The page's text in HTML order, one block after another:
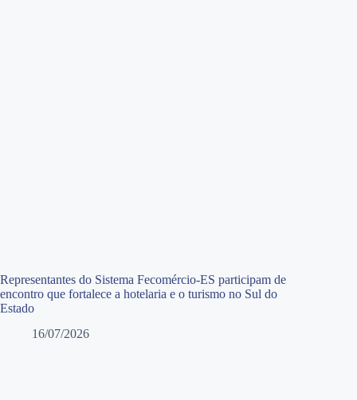
Representantes do Sistema Fecomércio-ES participam de
encontro que fortalece a hotelaria e o turismo no Sul do
Estado
16/07/2026